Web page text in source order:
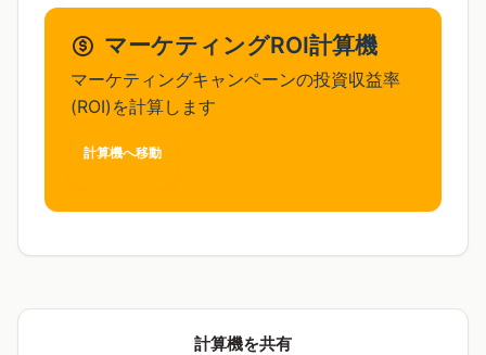
マーケティングROI計算機
マーケティングキャンペーンの投資収益率
(ROI)を計算します
計算機へ移動
計算機を共有